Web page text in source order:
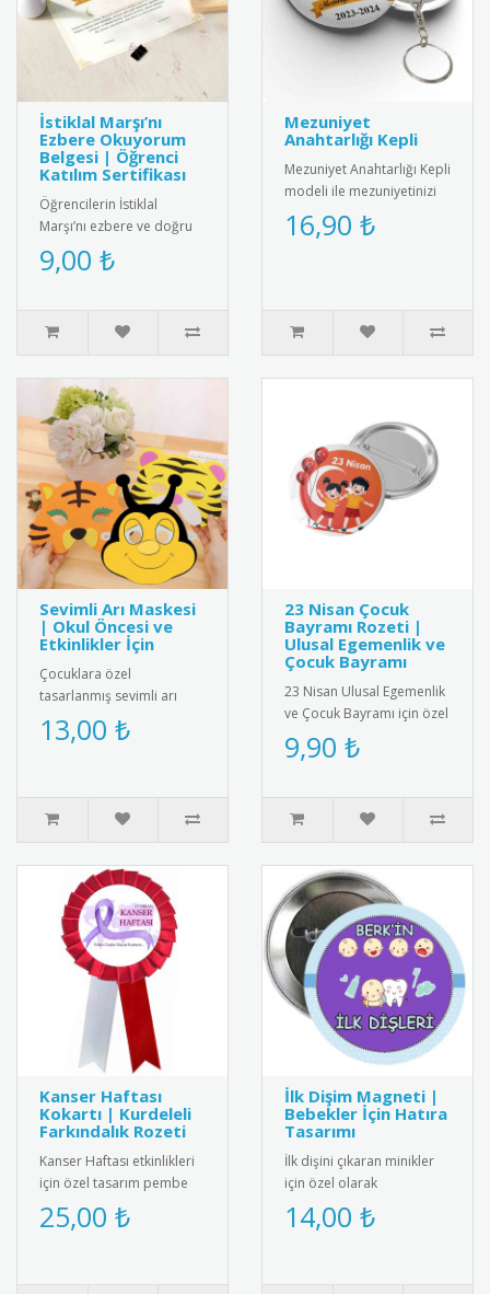
İstiklal Marşı’nı
Ezbere Okuyorum
Belgesi | Öğrenci
Katılım Sertifikası
Öğrencilerin İstiklal
Marşı’nı ezbere ve doğru
şekilde okumalarını teşvik
etmek amacıyla hazırlanan
9,00 ₺
Mezuniyet
Anahtarlığı Kepli
Mezuniyet Anahtarlığı Kepli
modeli ile mezuniyetinizi
unutulmaz kılın! Şık
tasarımıyla yıllarca sakl..
16,90 ₺
Sevimli Arı Maskesi
| Okul Öncesi ve
Etkinlikler İçin
Çocuklara özel
tasarlanmış sevimli arı
maskesi; okul öncesi
eğitim, tiyatro oyunları,
13,00 ₺
23 Nisan Çocuk
Bayramı Rozeti |
Ulusal Egemenlik ve
Çocuk Bayramı
23 Nisan Ulusal Egemenlik
ve Çocuk Bayramı için özel
tasarlanmış rozet.
Çocuklar için şık ve
9,90 ₺
Kanser Haftası
Kokartı | Kurdeleli
Farkındalık Rozeti
Kanser Haftası etkinlikleri
için özel tasarım pembe
kurdeleli kokart. Yüksek
kalite metal malzemeden..
25,00 ₺
İlk Dişim Magneti |
Bebekler İçin Hatıra
Tasarımı
İlk dişini çıkaran minikler
için özel olarak
tasarlanmış bebek
magneti. Diş buğdayı
14,00 ₺